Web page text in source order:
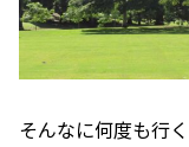
そんなに何度も行